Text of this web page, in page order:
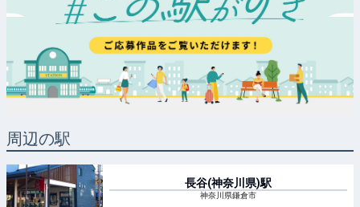
周辺の駅
長谷(神奈川県)駅
神奈川県鎌倉市